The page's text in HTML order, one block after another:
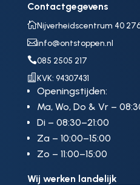
Contactgegevens
Nijverheidscentrum 40
info@ontstoppen.nl
085 2505 217
 KVK: 94307431
Openingstijden:
Ma, Wo, Do & Vr –
Di – 08:30–21:00
Za – 10:00–15:00
Zo – 11:00–15:00
Wij werken landelijk